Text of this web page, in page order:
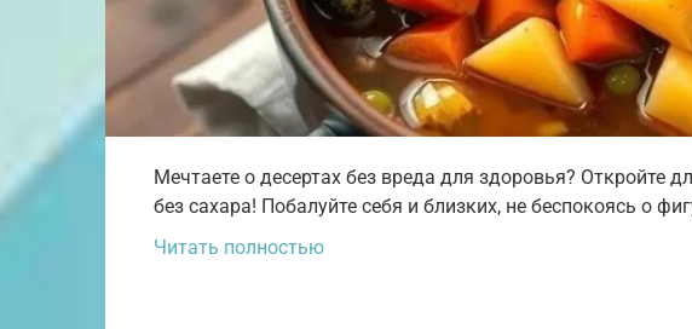
Мечтаете о десертах без вреда для здоровья? Откройте
без сахара! Побалуйте себя и близких, не беспокоясь о
Читать полностью